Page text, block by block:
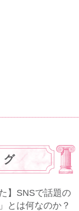
】SNSで話題の
とは何なのか？